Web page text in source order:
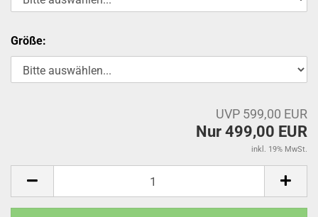
Größe:
UVP 599,00 EUR
Nur 499,00 EUR
inkl. 19% MwSt.